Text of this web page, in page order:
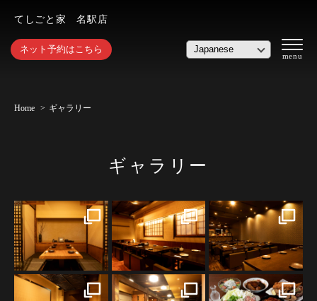
てしごと家 名駅店
ネット予約はこちら
Home ギャラリー
ギャラリー